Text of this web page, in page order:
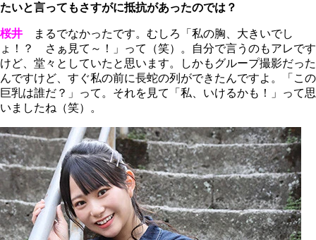
たいと言ってもさすがに抵抗があったのでは？
桜井 まるでなかったです。むしろ「私の胸、大きいでし
ょ！？ さぁ見て～！」って（笑）。自分で言うのもアレです
けど、堂々としていたと思います。しかもグループ撮影だった
んですけど、すぐ私の前に長蛇の列ができたんですよ。「この
巨乳は誰だ？」って。それを見て「私、いけるかも！」って思
いましたね（笑）。